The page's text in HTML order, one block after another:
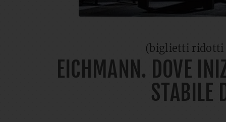
(biglietti ridotti
EICHMANN. DOVE
STABILE